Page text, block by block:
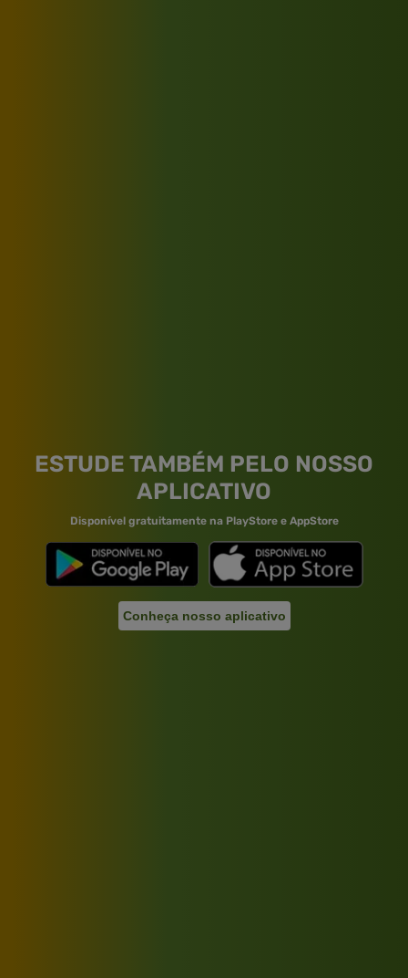
ESTUDE TAMBÉM PELO NOSSO
APLICATIVO
Disponível gratuitamente na PlayStore e AppStore
Conheça nosso aplicativo